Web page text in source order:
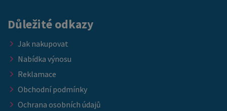
Důležité odkazy
Jak nakupovat
Nabídka výnosu
Reklamace
Obchodní podmínky
Ochrana osobních údajů